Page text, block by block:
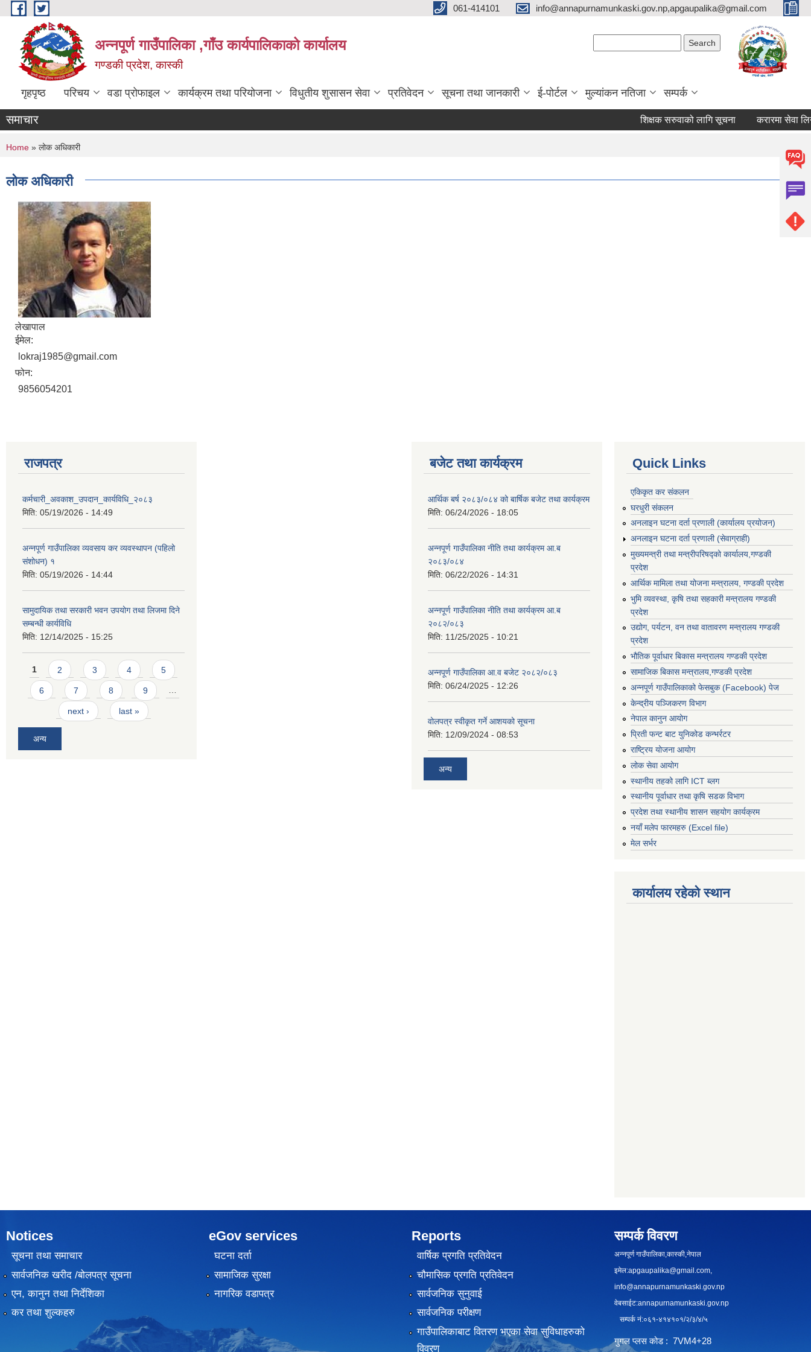
Skip to main content 061-414101 info@annapurnamunkaski.gov.np,apgaupalika@gmail.com
अन्नपूर्ण गाउँपालिका ,गाँउ कार्यपालिकाको कार्यालय
गण्डकी प्रदेश, कास्की
गृहपृष्ठ परिचय वडा प्रोफाइल कार्यक्रम तथा परियोजना विधुतीय शुसासन सेवा प्रतिवेदन सूचना तथा जानकारी ई-पोर्टल मुल्यांकन नतिजा सम्पर्क
समाचार शिक्षक सरुवाको लागि सूचना करारमा सेवा लिने
You are here
Home » लोक अधिकारी
लोक अधिकारी
लेखापाल
ईमेल:
lokraj1985@gmail.com
फोन:
9856054201
राजपत्र
कर्मचारी_अवकाश_उपदान_कार्यविधि_२०८३
मिति: 05/19/2026 - 14:49
अन्नपूर्ण गाउँपालिका व्यवसाय कर व्यवस्थापन (पहिलो
संशोधन) १
मिति: 05/19/2026 - 14:44
सामुदायिक तथा सरकारी भवन उपयोग तथा लिजमा दिने
सम्बन्धी कार्यविधि
मिति: 12/14/2025 - 15:25
Pages
1 2 3 4 5
6 7 8 9 …
next › last »
अन्य
बजेट तथा कार्यक्रम
आर्थिक बर्ष २०८३/०८४ को बार्षिक बजेट तथा कार्यक्रम
मिति: 06/24/2026 - 18:05
अन्नपूर्ण गाउँपालिका नीति तथा कार्यक्रम आ.ब
२०८३/०८४
मिति: 06/22/2026 - 14:31
अन्नपूर्ण गाउँपालिका नीति तथा कार्यक्रम आ.ब
२०८२/०८३
मिति: 11/25/2025 - 10:21
अन्नपूर्ण गाउँपालिका आ.व बजेट २०८२/०८३
मिति: 06/24/2025 - 12:26
वोलपत्र स्वीकृत गर्ने आशयको सूचना
मिति: 12/09/2024 - 08:53
अन्य
Quick Links
एकिकृत कर संकलन
घरधुरी संकलन
अनलाइन घटना दर्ता प्रणाली (कार्यालय प्रयोजन)
अनलाइन घटना दर्ता प्रणाली (सेवाग्राही)
मुख्यमन्त्री तथा मन्त्रीपरिषद्को कार्यालय,गण्डकी
प्रदेश
आर्थिक मामिला तथा योजना मन्त्रालय, गण्डकी प्रदेश
भुमि व्यवस्था, कृषि तथा सहकारी मन्त्रालय गण्डकी
प्रदेश
उद्योग, पर्यटन, वन तथा वातावरण मन्त्रालय गण्डकी
प्रदेश
भौतिक पूर्वाधार बिकास मन्त्रालय गण्डकी प्रदेश
सामाजिक बिकास मन्त्रालय,गण्डकी प्रदेश
अन्नपूर्ण गाउँपालिकाको फेसबुक (Facebook) पेज
केन्द्रीय पञ्जिकरण विभाग
नेपाल कानुन आयोग
प्रिती फन्ट बाट युनिकोड कन्भर्रटर
राष्ट्रिय योजना आयोग
लोक सेवा आयोग
स्थानीय तहको लागि ICT ब्लग
स्थानीय पूर्वाधार तथा कृषि सडक विभाग
प्रदेश तथा स्थानीय शासन सहयोग कार्यक्रम
नयाँ मलेप फारमहरु (Excel file)
मेल सर्भर
कार्यालय रहेको स्थान
Notices
सूचना तथा समाचार
सार्वजनिक खरीद /बोलपत्र सूचना
एन, कानुन तथा निर्देशिका
कर तथा शुल्कहरु
eGov services
घटना दर्ता
सामाजिक सुरक्षा
नागरिक वडापत्र
Reports
वार्षिक प्रगति प्रतिवेदन
चौमासिक प्रगति प्रतिवेदन
सार्वजनिक सुनुवाई
सार्वजनिक परीक्षण
गाउँपालिकाबाट वितरण भएका सेवा सुविधाहरुको
विवरण
सम्पर्क विवरण
अन्नपूर्ण गाउँपालिका,कास्की,नेपाल
इमेल:apgaupalika@gmail.com
info@annapurnamunkaski.gov.np
वेबसाईट:annapurnamunkaski.gov.np
सम्पर्क नं:०६१-४१४१०१/२/३/४/५
गुगल प्लस कोड : 7VM4+28